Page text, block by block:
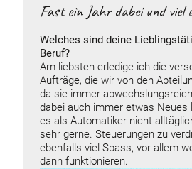
Fast ein Jahr dabei und viel
Welches sind deine
Beruf?
Am liebsten erledige ich die
Aufträge, die wir von den
da sie immer
dabei auch immer etwas Neues
es als Automatiker nicht
sehr gerne. Steuerungen zu
ebenfalls viel Spass, vor allem
dann funktionieren.